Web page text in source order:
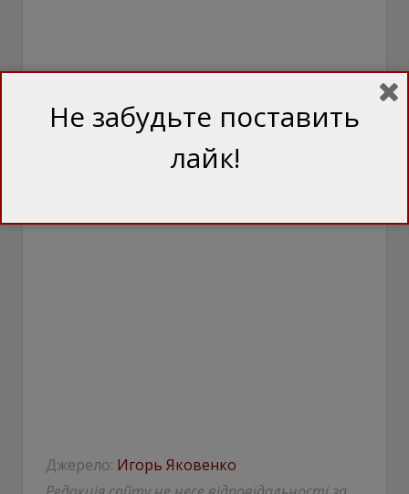
Джерело: Игорь Яковенко
Не забудьте поставить
лайк!